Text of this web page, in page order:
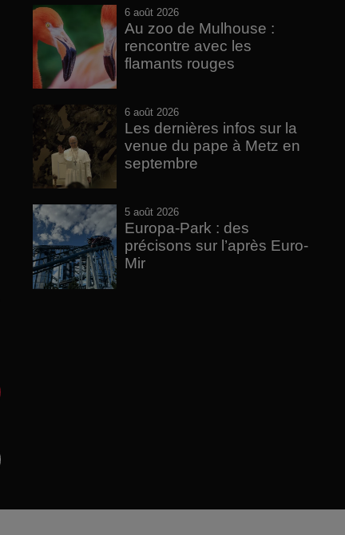
6 août 2026
Au zoo de Mulhouse :
rencontre avec les
flamants rouges
6 août 2026
Les dernières infos sur la
venue du pape à Metz en
septembre
5 août 2026
Europa-Park : des
précisons sur l’après Euro-
Mir